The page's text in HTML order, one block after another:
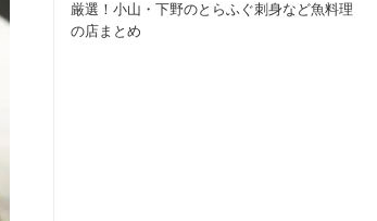
厳選！小山・下野のとらふぐ刺身など魚料理
の店まとめ